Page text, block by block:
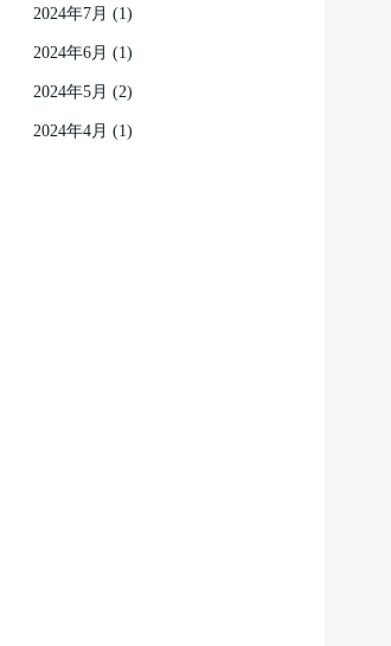
2024年7月 (1)
2024年6月 (1)
2024年5月 (2)
2024年4月 (1)